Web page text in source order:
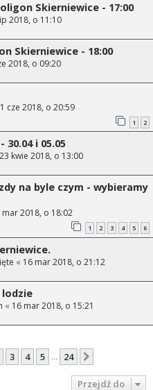
Skierniewice - 17:00
2018, o 11:10
Skierniewice - 18:00
2018, o 09:20
cze 2018, o 20:59
1 2
30.04 i 05.05
23 kwie 2018, o 13:00
na byle czym - wybieramy
mar 2018, o 18:02
1 2 3 4 5 6
« 16 mar 2018, o 21:12
lodzie
« 16 mar 2018, o 15:21
z24
3 4 5 … 24
Przejdź do